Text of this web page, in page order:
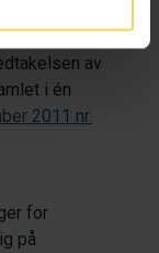
av
som
av
i én
2011 nr.
for
på